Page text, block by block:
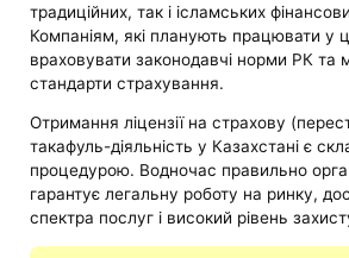
традиційних, так і ісламських
Компаніям, які планують працювати у
враховувати законодавчі норми РК та
стандарти страхування.
Отримання ліцензії на страхову
такафуль-діяльність у Казахстані є
процедурою. Водночас правильно
гарантує легальну роботу на ринку,
спектра послуг і високий рівень